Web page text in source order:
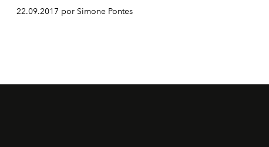
22.09.2017 por Simone Pontes